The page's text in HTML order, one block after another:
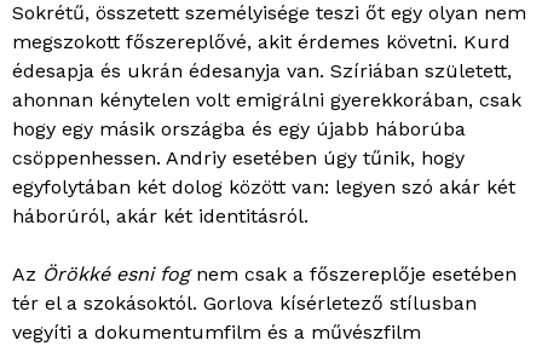
Sokrétű, összetett személyisége teszi őt egy olyan nem
megszokott főszereplővé, akit érdemes követni. Kurd
édesapja és ukrán édesanyja van. Szíriában született,
ahonnan kénytelen volt emigrálni gyerekkorában, csak
hogy egy másik országba és egy újabb háborúba
csöppenhessen. Andriy esetében úgy tűnik, hogy
egyfolytában két dolog között van: legyen szó akár két
háborúról, akár két identitásról.
Az Örökké esni fognem csak a főszereplője esetében
tér el a szokásoktól. Gorlova kísérletező stílusban
vegyíti a dokumentumfilm és a művészfilm